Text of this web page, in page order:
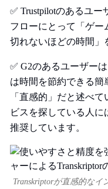
✅ Trustpilotのあるユー
フローにとって「ゲー
切れないほどの時間」
✅ G2のあるユーザー
は時間を節約できる簡
「直感的」だと述べ
ビスを探している人
推奨しています。
Transkriptorが直感的な